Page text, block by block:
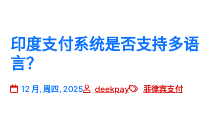
印度支付系统是否支持多语
言？
12 月, 周四, 2025 deekpay 菲律宾支付